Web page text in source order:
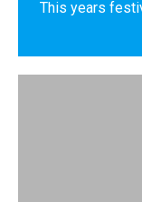
This years